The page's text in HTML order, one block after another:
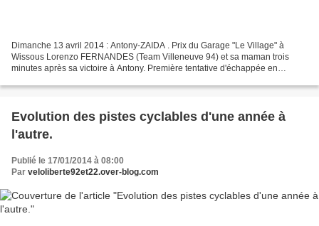
Dimanche 13 avril 2014 : Antony-ZAIDA . Prix du Garage "Le Village" à
Wissous Lorenzo FERNANDES (Team Villeneuve 94) et sa maman trois
minutes après sa victoire à Antony. Première tentative d'échappée en
Evolution des pistes cyclables d'une année à
l'autre.
Publié le 17/01/2014 à 08:00
Par veloliberte92et22.over-blog.com